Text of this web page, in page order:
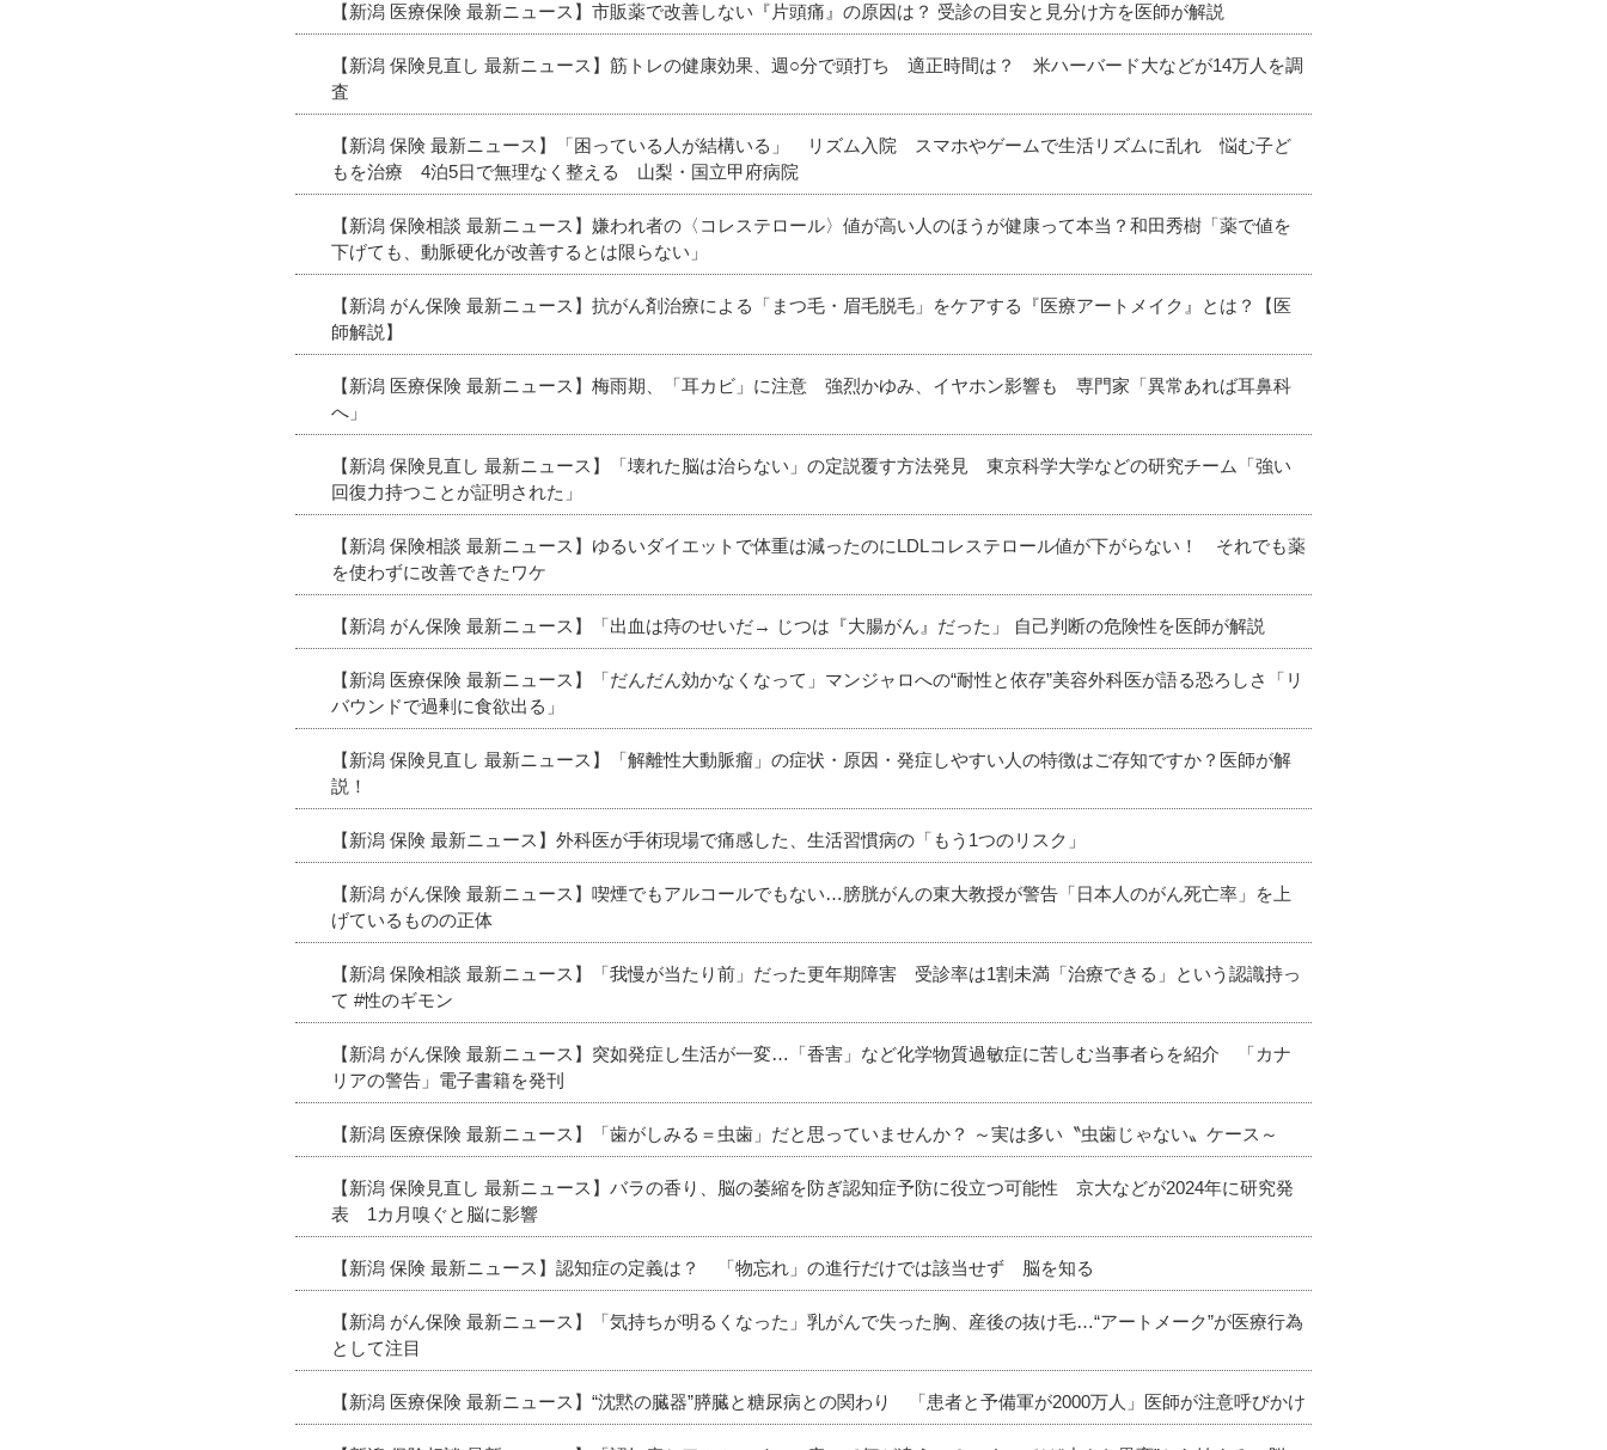
【新潟 医療保険 最新ニュース】市販薬で改善しない『片頭痛』の原因は？ 受診の目安と見分け方を医師が解説
【新潟 保険見直し 最新ニュース】筋トレの健康効果、週○分で頭打ち 適正時間は？ 米ハーバード大などが14万人を調
査
【新潟 保険 最新ニュース】「困っている人が結構いる」 リズム入院 スマホやゲームで生活リズムに乱れ 悩む子ど
もを治療 4泊5日で無理なく整える 山梨・国立甲府病院
【新潟 保険相談 最新ニュース】嫌われ者の〈コレステロール〉値が高い人のほうが健康って本当？和田秀樹「薬で値を
下げても、動脈硬化が改善するとは限らない」
【新潟 がん保険 最新ニュース】抗がん剤治療による「まつ毛・眉毛脱毛」をケアする『医療アートメイク』とは？【医
師解説】
【新潟 医療保険 最新ニュース】梅雨期、「耳カビ」に注意 強烈かゆみ、イヤホン影響も 専門家「異常あれば耳鼻科
へ」
【新潟 保険見直し 最新ニュース】「壊れた脳は治らない」の定説覆す方法発見 東京科学大学などの研究チーム「強い
回復力持つことが証明された」
【新潟 保険相談 最新ニュース】ゆるいダイエットで体重は減ったのにLDLコレステロール値が下がらない！ それでも薬
を使わずに改善できたワケ
【新潟 がん保険 最新ニュース】「出血は痔のせいだ→ じつは『大腸がん』だった」 自己判断の危険性を医師が解説
【新潟 医療保険 最新ニュース】「だんだん効かなくなって」マンジャロへの“耐性と依存”美容外科医が語る恐ろしさ「リ
バウンドで過剰に食欲出る」
【新潟 保険見直し 最新ニュース】「解離性大動脈瘤」の症状・原因・発症しやすい人の特徴はご存知ですか？医師が解
説！
【新潟 保険 最新ニュース】外科医が手術現場で痛感した、生活習慣病の「もう1つのリスク」
【新潟 がん保険 最新ニュース】喫煙でもアルコールでもない…膀胱がんの東大教授が警告「日本人のがん死亡率」を上
げているものの正体
【新潟 保険相談 最新ニュース】「我慢が当たり前」だった更年期障害 受診率は1割未満「治療できる」という認識持っ
て #性のギモン
【新潟 がん保険 最新ニュース】突如発症し生活が一変…「香害」など化学物質過敏症に苦しむ当事者らを紹介 「カナ
リアの警告」電子書籍を発刊
【新潟 医療保険 最新ニュース】「歯がしみる＝虫歯」だと思っていませんか？ ～実は多い〝虫歯じゃない〟ケース～
【新潟 保険見直し 最新ニュース】バラの香り、脳の萎縮を防ぎ認知症予防に役立つ可能性 京大などが2024年に研究発
表 1カ月嗅ぐと脳に影響
【新潟 保険 最新ニュース】認知症の定義は？ 「物忘れ」の進行だけでは該当せず 脳を知る
【新潟 がん保険 最新ニュース】「気持ちが明るくなった」乳がんで失った胸、産後の抜け毛…“アートメーク”が医療行為
として注目
【新潟 医療保険 最新ニュース】“沈黙の臓器”膵臓と糖尿病との関わり 「患者と予備軍が2000万人」医師が注意呼びかけ